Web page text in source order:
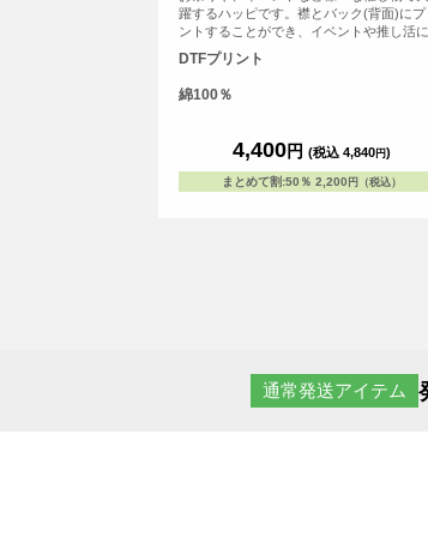
躍するハッピです。襟とバック(背面)にプ
ントすることができ、イベントや推し活に
オススメです。
DTFプリント
綿100％
4,400円 (税込 4,840円)
まとめて割:50％ 2,200 円（税込）
通常発送アイテム